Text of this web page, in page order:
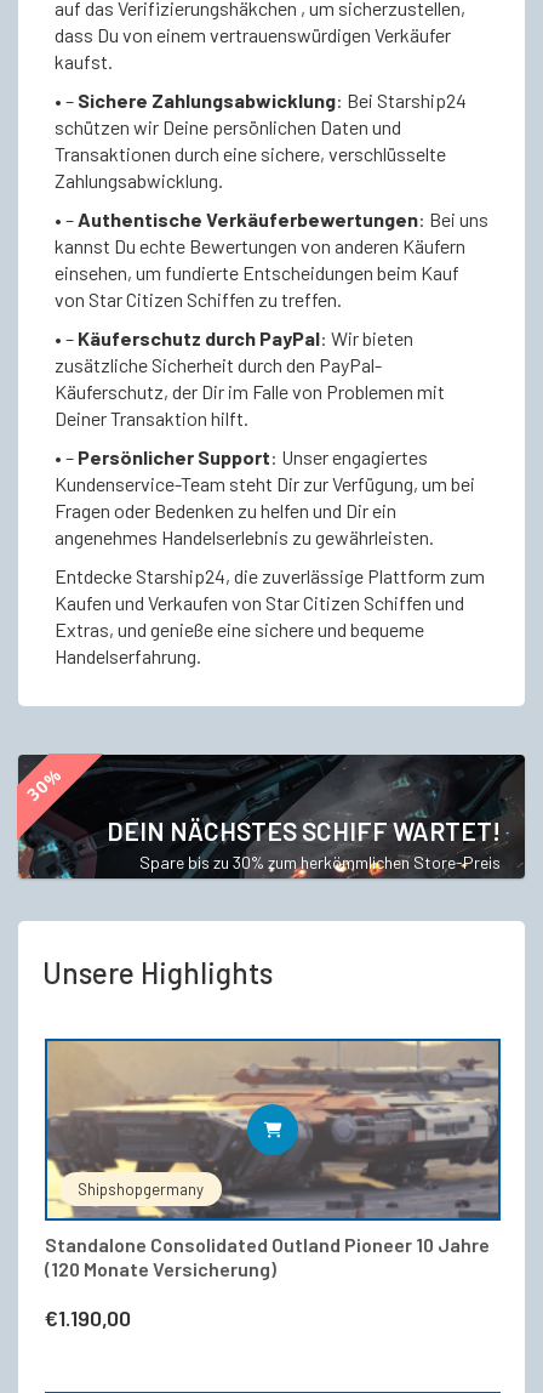
auf das Verifizierungshäkchen , um sicherzustellen,
dass Du von einem vertrauenswürdigen Verkäufer
kaufst.
• – Sichere Zahlungsabwicklung: Bei Starship24
schützen wir Deine persönlichen Daten und
Transaktionen durch eine sichere, verschlüsselte
Zahlungsabwicklung.
• –Authentische Verkäuferbewertungen: Bei uns
kannst Du echte Bewertungen von anderen Käufern
einsehen, um fundierte Entscheidungen beim Kauf
von Star Citizen Schiffen zu treffen.
• – Käuferschutz durch PayPal: Wir bieten
zusätzliche Sicherheit durch den PayPal-
Käuferschutz, der Dir im Falle von Problemen mit
Deiner Transaktion hilft.
• – Persönlicher Support: Unser engagiertes
Kundenservice-Team steht Dir zur Verfügung, um bei
Fragen oder Bedenken zu helfen und Dir ein
angenehmes Handelserlebnis zu gewährleisten.
Entdecke Starship24, die zuverlässige Plattform zum
Kaufen und Verkaufen von Star Citizen Schiffen und
Extras, und genieße eine sichere und bequeme
Handelserfahrung.
DEIN NÄCHSTES SCHIFF WARTET!
Spare bis zu 30% zum herkömmlichen Store-Preis
30%
Unsere Highlights
Shipshopgermany
Standalone Consolidated Outland Pioneer 10 Jahre
(120 Monate Versicherung)
€1.190,00
WEITERLESEN